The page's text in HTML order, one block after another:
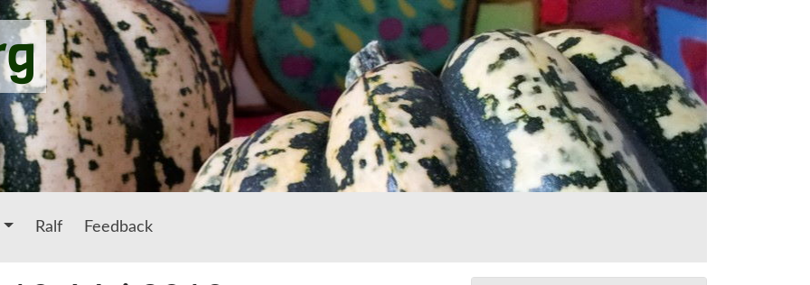
Ralf Feedback